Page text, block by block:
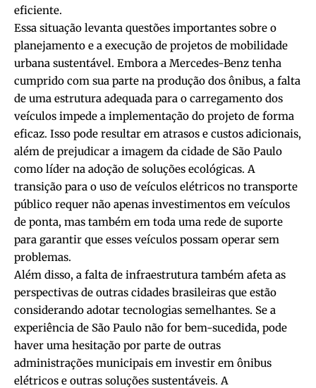
eficiente.
Essa situação levanta questões importantes sobre o
planejamento e a execução de projetos de mobilidade
urbana sustentável. Embora a Mercedes-Benz tenha
cumprido com sua parte na produção dos ônibus, a falta
de uma estrutura adequada para o carregamento dos
veículos impede a implementação do projeto de forma
eficaz. Isso pode resultar em atrasos e custos adicionais,
além de prejudicar a imagem da cidade de São Paulo
como líder na adoção de soluções ecológicas. A
transição para o uso de veículos elétricos no transporte
público requer não apenas investimentos em veículos
de ponta, mas também em toda uma rede de suporte
para garantir que esses veículos possam operar sem
problemas.
Além disso, a falta de infraestrutura também afeta as
perspectivas de outras cidades brasileiras que estão
considerando adotar tecnologias semelhantes. Se a
experiência de São Paulo não for bem-sucedida, pode
haver uma hesitação por parte de outras
administrações municipais em investir em ônibus
elétricos e outras soluções sustentáveis. A